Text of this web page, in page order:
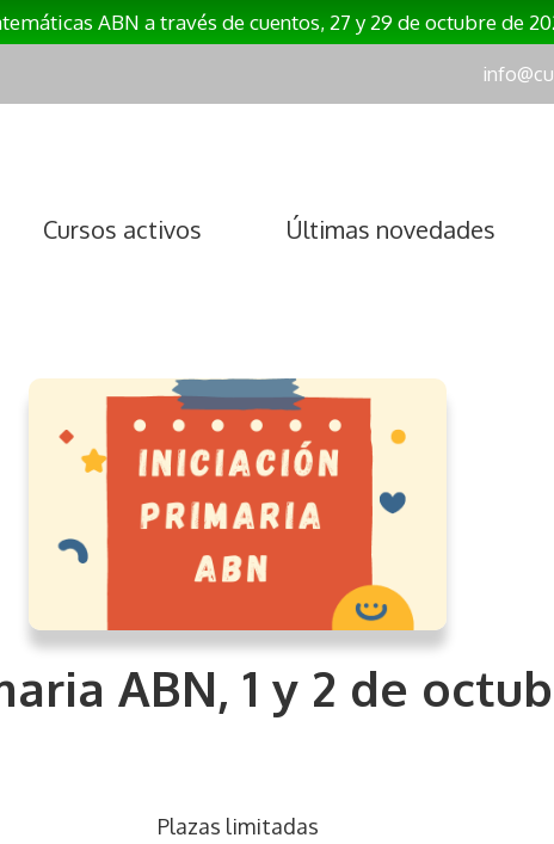
ABN a través de cuentos, 27 y 29 de octubre de
Cursos activos Últimas novedades
ABN, 1 y 2 de
Plazas limitadas